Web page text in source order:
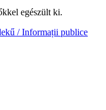
egészült ki.
/ Informații publice